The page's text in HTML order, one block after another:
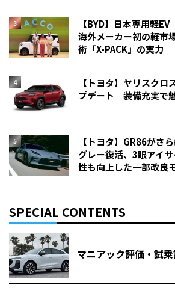
【BYD】日本専用軽
海外メーカー初の軽市
術「X-PACK」の実力
【トヨタ】ヤリスクロ
プデート 装備充実で
【トヨタ】GR86がさ
グレー復活、3眼アイ
性も向上した一部改良
SPECIAL CONTENTS
マニアック評価・試